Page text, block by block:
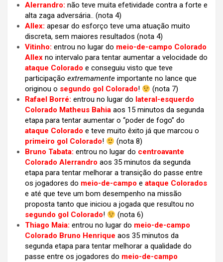
Alerrandro: não teve muita efetividade contra a forte e
alta zaga adversária.. (nota 4)
Allex: apesar do esforço teve uma atuação muito
discreta, sem maiores resultados (nota 4)
Vitinho: entrou no lugar do meio-de-campo Colorado
Allex no intervalo para tentar aumentar a velocidade do
ataque Colorado e conseguiu visto que teve
participação extremamente importante no lance que
originou o segundo gol Colorado!
(nota 7)
Rafael Borré: entrou no lugar do lateral-esquerdo
Colorado Matheus Bahia aos 15 minutos da segunda
etapa para tentar aumentar o “poder de fogo” do
ataque Colorado e teve muito êxito já que marcou o
primeiro gol Colorado!
(nota 8)
Bruno Tabata: entrou no lugar do centroavante
Colorado Alerrandro aos 35 minutos da segunda
etapa para tentar melhorar a transição do passe entre
os jogadores do meio-de-campo e ataque Colorados
e até que teve um bom desempenho na missão
proposta tanto que iniciou a jogada que resultou no
segundo gol Colorado!
(nota 6)
Thiago Maia: entrou no lugar do meio-de-campo
Colorado Bruno Henrique aos 35 minutos da
segunda etapa para tentar melhorar a qualidade do
passe entre os jogadores do meio-de-campo